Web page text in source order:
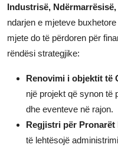
Industrisë,
ndarjen e mjeteve
mjete do të përdoren për
rëndësi strategjike:
Renovimi i objektit të
një projekt që synon të
dhe eventeve në rajon.
Regjistri për Pronarët
të lehtësojë